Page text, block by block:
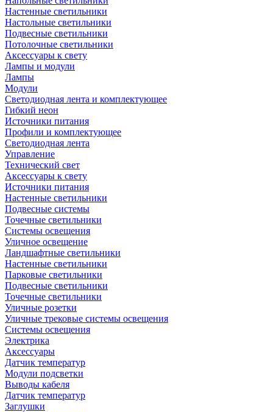
Настенные светильники
Настольные светильники
Подвесные светильники
Потолочные светильники
Аксессуары к свету
Лампы и модули
Лампы
Модули
Светодиодная лента и комплектующее
Гибкий неон
Источники питания
Профили и комплектующее
Светодиодная лента
Управление
Технический свет
Аксессуары к свету
Источники питания
Настенные светильники
Подвесные системы
Точечные светильники
Системы освещения
Уличное освещение
Ландшафтные светильники
Настенные светильники
Парковые светильники
Подвесные светильники
Точечные светильники
Уличные розетки
Уличные трековые системы освещения
Системы освещения
Электрика
Аксессуары
Датчик температур
Модули подсветки
Выводы кабеля
Датчик температур
Заглушки